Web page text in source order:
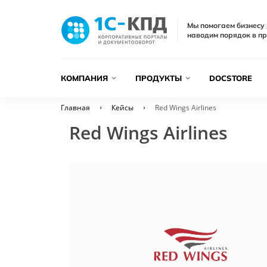
Мы помогаем
наводим порядок в
КОМПАНИЯ ПРОДУКТЫ DOCSTORE
Главная Кейсы Red Wings Airlines
Red Wings Airlines